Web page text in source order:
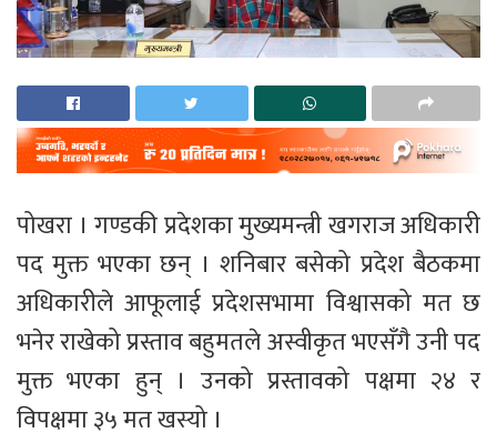
पोखरा । गण्डकी प्रदेशका मुख्यमन्त्री खगराज अधिकारी
पद मुक्त भएका छन् । शनिबार बसेको प्रदेश बैठकमा
अधिकारीले आफूलाई प्रदेशसभामा विश्वासको मत छ
भनेर राखेको प्रस्ताव बहुमतले अस्वीकृत भएसँगै उनी पद
मुक्त भएका हुन् । उनको प्रस्तावको पक्षमा २४ र
विपक्षमा ३५ मत खस्यो ।